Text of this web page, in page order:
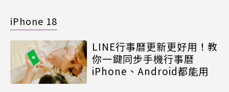
iPhone 18
LINE行事曆更新更好用！教
你一鍵同步手機行事曆
iPhone、Android都能用